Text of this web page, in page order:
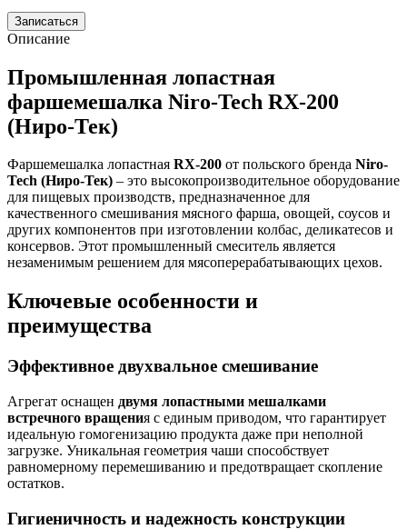
Записаться
Описание
Промышленная лопастная
фаршемешалка Niro-Tech RX-200
(Ниро-Тек)
Фаршемешалка лопастная RX-200 от польского бренда Niro-
Tech (Ниро-Тек) – это высокопроизводительное оборудование
для пищевых производств, предназначенное для
качественного смешивания мясного фарша, овощей, соусов и
других компонентов при изготовлении колбас, деликатесов и
консервов. Этот промышленный смеситель является
незаменимым решением для мясоперерабатывающих цехов.
Ключевые особенности и
преимущества
Эффективное двухвальное смешивание
Агрегат оснащен двумя лопастными мешалками
встречного вращения с единым приводом, что гарантирует
идеальную гомогенизацию продукта даже при неполной
загрузке. Уникальная геометрия чаши способствует
равномерному перемешиванию и предотвращает скопление
остатков.
Гигиеничность и надежность конструкции